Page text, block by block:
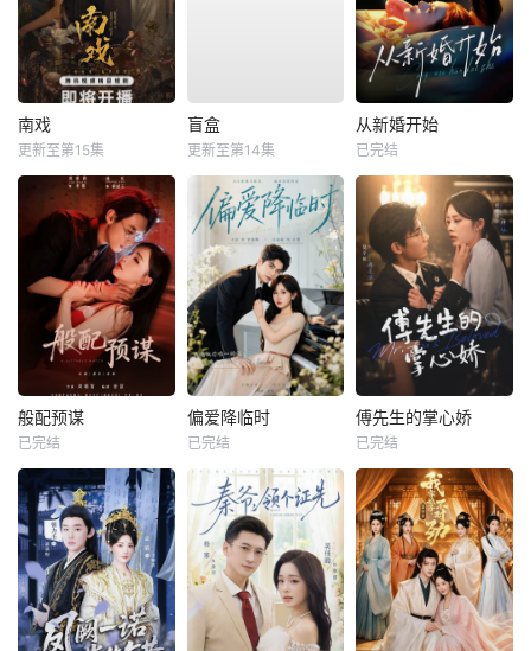
南戏
更新至第15集
盲盒
更新至第14集
从新婚开始
已完结
般配预谋
已完结
偏爱降临时
已完结
傅先生的掌心娇
已完结